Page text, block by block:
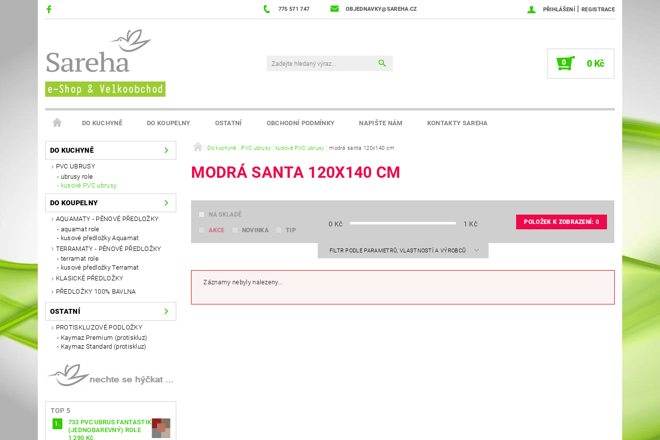
775 571 747 OBJEDNAVKY@SAREHA.CZ PŘIHLÁŠENÍ | REGISTRACE
0 0 Kč
DO KUCHYNĚ DO KOUPELNY OSTATNÍ OBCHODNÍ PODMÍNKY NAPIŠTE NÁM KONTAKTY SAREHA
VELKOOBCHOD SAREHA
DO KUCHYNĚ
PVC UBRUSY
ubrusy role
kusové PVC ubrusy
DO KOUPELNY
AQUAMATY - PĚNOVÉ PŘEDLOŽKY
aquamat role
kusové předložky Aquamat
TERRAMATY - PĚNOVÉ PŘEDLOŽKY
terramat role
kusové předložky Terramat
KLASICKÉ PŘEDLOŽKY
PŘEDLOŽKY 100% BAVLNA
OSTATNÍ
PROTISKLUZOVÉ PODLOŽKY
Kaymaz Premium (protiskluz)
Kaymaz Standard (protiskluz)
TOP 5
733 PVC UBRUS FANTASTIK
(JEDNOBAREVNÝ) ROLE
1 290 Kč
Do kuchyně PVC ubrusy kusové PVC ubrusy modrá santa 120x140 cm
MODRÁ SANTA 120X140 CM
NA SKLADĚ
AKCE NOVINKA TIP
0 Kč 1 Kč POLOŽEK K ZOBRAZENÍ:0
FILTR PODLE PARAMETRŮ, VLASTNOSTÍ A VÝROBCŮ
Záznamy nebyly nalezeny...